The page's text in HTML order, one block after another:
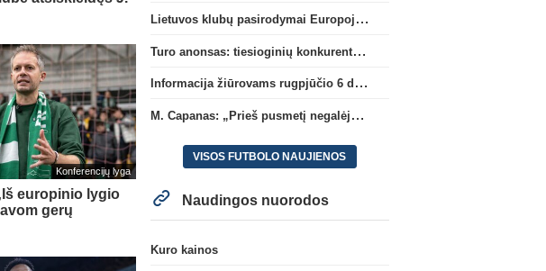
Konferencijų lyga
europinio lygio
gerų
Lietuvos klubų pasirodymai Europoje: patirti pralaimėjimai Kroatijos atstovams
Turo anonsas: tiesioginių konkurentų dvikova Gargžduose
Informacija žiūrovams rugpjūčio 6 d. UEFA rungtynėms
M. Capanas: „Prieš pusmetį negalėjau net įsivaizduoti, kad žaisime prieš „Hajduk“
VISOS FUTBOLO NAUJIENOS
Naudingos nuorodos
Kuro kainos